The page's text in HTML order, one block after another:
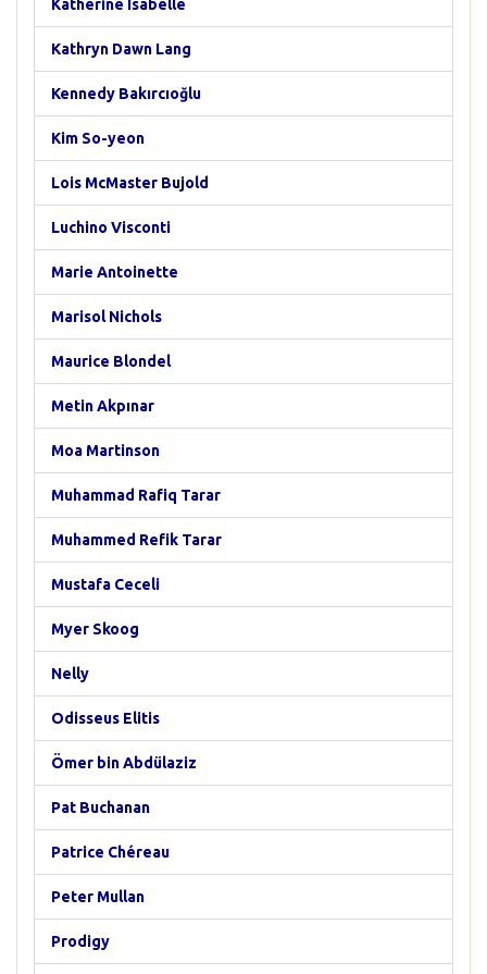
Katherine Isabelle
Kathryn Dawn Lang
Kennedy Bakırcıoğlu
Kim So-yeon
Lois McMaster Bujold
Luchino Visconti
Marie Antoinette
Marisol Nichols
Maurice Blondel
Metin Akpınar
Moa Martinson
Muhammad Rafiq Tarar
Muhammed Refik Tarar
Mustafa Ceceli
Myer Skoog
Nelly
Odisseus Elitis
Ömer bin Abdülaziz
Pat Buchanan
Patrice Chéreau
Peter Mullan
Prodigy